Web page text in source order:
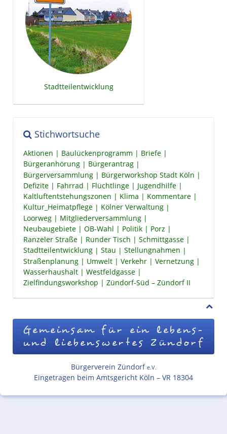
Stadtteilentwicklung
Stichwortsuche
Aktionen Baulückenprogramm
Briefe
Bürgeranhörung
Bürgerantrag
Bürgerversammlung
Bürgerworkshop Stadt Köln
Defizite
Fahrrad Flüchtlinge
Jugendhilfe
Kaltluftentstehungszonen
Klima
Kommentare
Kultur_Heimatpflege
Kölner Verwaltung
Loorweg
Mitgliederversammlung
Neubaugebiete
OB-Wahl Politik
Porz
Ranzeler Straße
Runder Tisch
Schmittgasse
Stadtteilentwicklung
Stau
Stellungnahmen
Straßenplanung
Umwelt Verkehr
Vernetzung
Wasserhaushalt
Westfeldgasse
Zielfindungsworkshop
Zündorf-Süd – Zündorf II
Gemeinsam für ein lebens-
und liebenswertes Zündorf
Bürgerverein Zündorf e.V.
Eingetragen beim Amtsgericht Köln – VR 18304